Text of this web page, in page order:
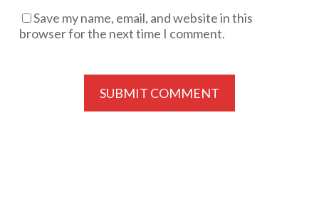
Save my name, email, and website in this
browser for the next time I comment.